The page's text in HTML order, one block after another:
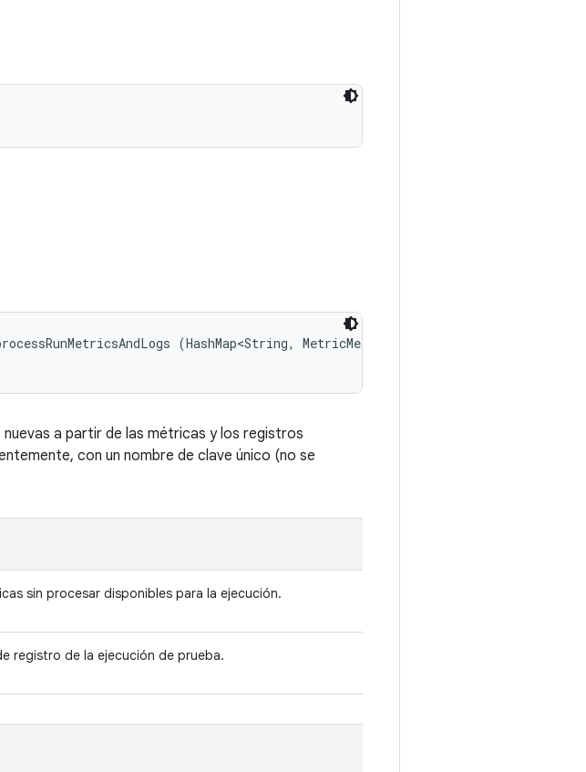
(HashMap<String, MetricMeasurement.Metric> rawMetrics,
a partir de las métricas y los registros
con un nombre de clave único (no se
sin procesar disponibles para la ejecución.
registro de la ejecución de prueba.